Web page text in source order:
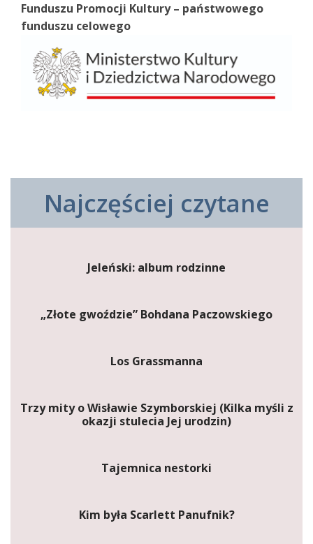
Funduszu Promocji Kultury – państwowego
funduszu celowego
Najczęściej czytane
Jeleński: album rodzinne
„Złote gwoździe” Bohdana Paczowskiego
Los Grassmanna
Trzy mity o Wisławie Szymborskiej (Kilka myśli z
okazji stulecia Jej urodzin)
Tajemnica nestorki
Kim była Scarlett Panufnik?